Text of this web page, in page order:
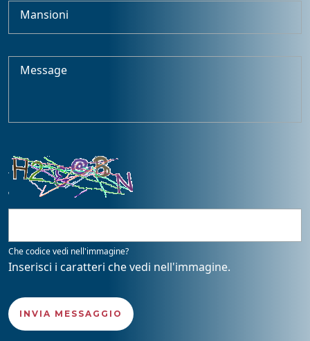
Mansioni
Message
Che codice vedi nell'immagine?
Inserisci i caratteri che vedi nell'immagine.